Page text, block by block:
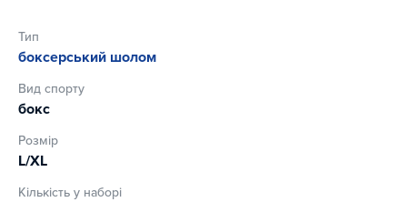
Тип
боксерський шолом
Вид спорту
бокс
Розмір
L/XL
Кількість у наборі